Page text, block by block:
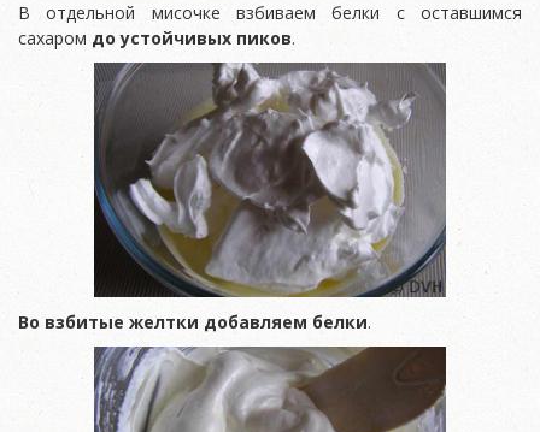
В отдельной мисочке взбиваем белки с оставшимся
сахаром до устойчивых пиков.
Во взбитые желтки добавляем белки.